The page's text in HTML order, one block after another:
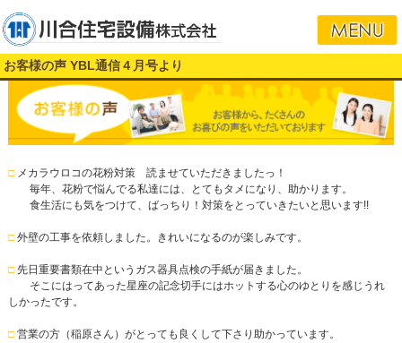
お客様の声 YBL通信４月号より
□メカラウロコの花粉対策 読ませていただきましたっ！
毎年、花粉で悩んでる私達には、とてもタメになり、助かります。
食生活にも気をつけて、ばっちり！対策をとっていきたいと思います!!
□外壁の工事を依頼しました。きれいになるのが楽しみです。
□先日重要書類在中というガス器具点検の手紙が届きました。
そこにはってあった星座の記念切手にはホットする心のゆとりを感じうれ
しかったです。
□営業の方（稲原さん）がとっても良くして下さり助かっています。